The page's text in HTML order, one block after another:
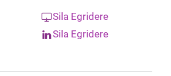
Sila Egridere
Sila Egridere